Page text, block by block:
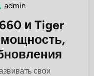
admin
и Tiger
свои